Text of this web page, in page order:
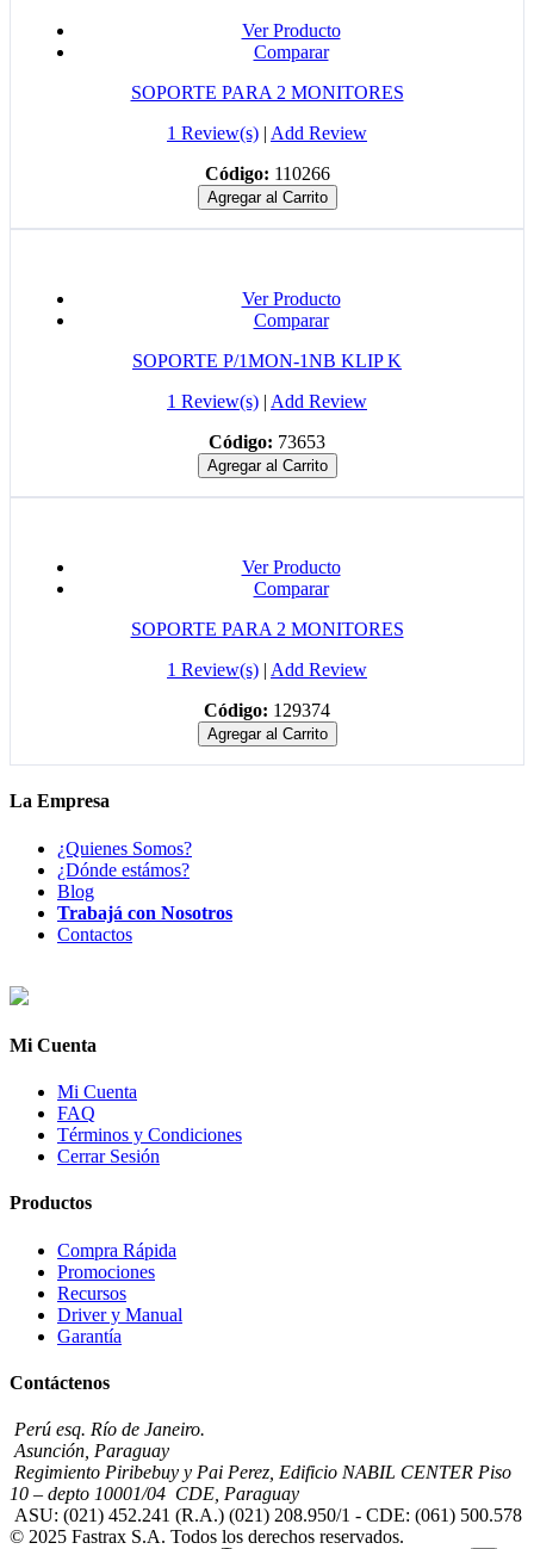
Ver Producto
Comparar
SOPORTE PARA 2 MONITORES
1 Review(s) | Add Review
Código: 110266
Agregar al Carrito
Ver Producto
Comparar
SOPORTE P/1MON-1NB KLIP K
1 Review(s) | Add Review
Código: 73653
Agregar al Carrito
Ver Producto
Comparar
SOPORTE PARA 2 MONITORES
1 Review(s) | Add Review
Código: 129374
Agregar al Carrito
La Empresa
¿Quienes Somos?
¿Dónde estámos?
Blog
Trabajá con Nosotros
Contactos
Mi Cuenta
Mi Cuenta
FAQ
Términos y Condiciones
Cerrar Sesión
Productos
Compra Rápida
Promociones
Recursos
Driver y Manual
Garantía
Contáctenos
Perú esq. Río de Janeiro.
Asunción, Paraguay
Regimiento Piribebuy y Pai Perez, Edificio NABIL CENTER Piso
10 – depto 10001/04 CDE, Paraguay
ASU: (021) 452.241 (R.A.) (021) 208.950/1 - CDE: (061) 500.578
© 2025 Fastrax S.A. Todos los derechos reservados.